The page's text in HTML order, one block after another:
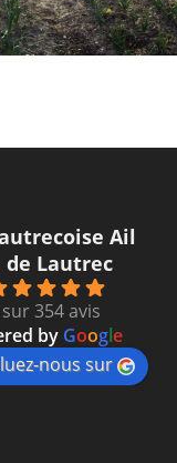
Ail
de Lautrec
354 avis
by Google
nous sur